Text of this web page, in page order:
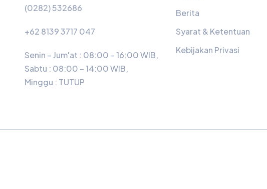
(0282) 532686
+62 8139 3717 047
Senin – Jum'at : 08:00 – 16:00 WIB,
Sabtu : 08:00 – 14:00 WIB,
Minggu : TUTUP
Berita
Syarat & Ketentuan
Kebijakan Privasi